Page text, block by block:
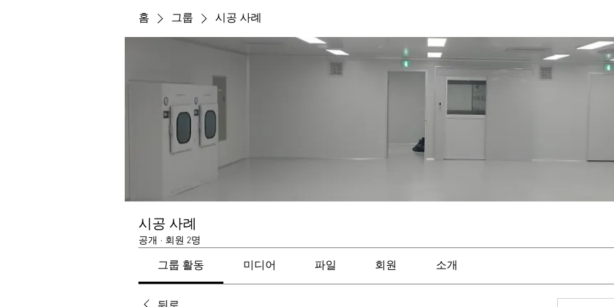
홈 그룹 시공 사례
시공 사례
공개 · 회원 2명
그룹 활동 미디어 파일 회원 소개